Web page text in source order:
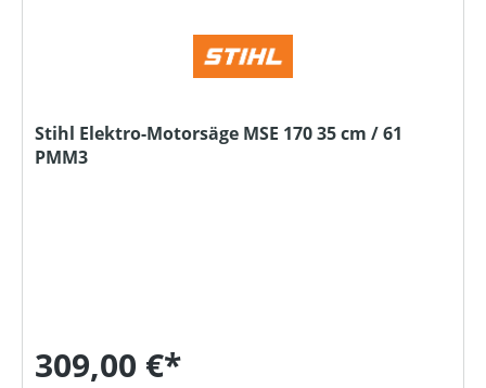
Stihl Elektro-Motorsäge MSE 170 35 cm / 61
PMM3
309,00 €*